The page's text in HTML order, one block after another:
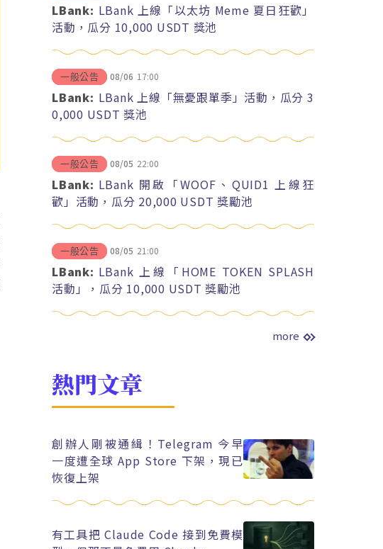
LBank: LBank 上線「以太坊 Meme 夏日狂歡」
活動，瓜分 10,000 USDT 獎池
一般公告 08/06 17:00
LBank: LBank 上線「無憂跟單季」活動，瓜分 3
0,000 USDT 獎池
一般公告 08/05 22:00
LBank: LBank 開啟「WOOF、QUID1 上線狂
歡」活動，瓜分 20,000 USDT 獎勵池
一般公告 08/05 21:00
LBank: LBank 上線「HOME TOKEN SPLASH
活動」，瓜分 10,000 USDT 獎勵池
more
熱門文章
創辦人剛被通緝！Telegram 今早
一度遭全球 App Store 下架，現已
恢復上架
有工具把 Claude Code 接到免費模